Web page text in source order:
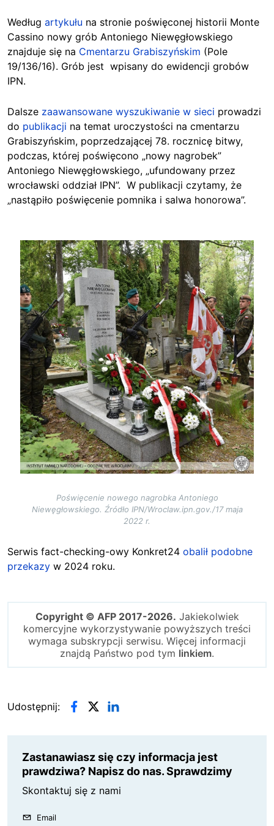
Według artykułu na stronie poświęconej historii Monte
Cassino nowy grób Antoniego Niewęgłowskiego
znajduje się na Cmentarzu Grabiszyńskim (Pole
19/136/16). Grób jest wpisany do ewidencji grobów
IPN.
Dalsze zaawansowane wyszukiwanie w sieci prowadzi
do publikacji na temat uroczystości na cmentarzu
Grabiszyńskim, poprzedzającej 78. rocznicę bitwy,
podczas, której poświęcono „nowy nagrobek”
Antoniego Niewęgłowskiego, „ufundowany przez
wrocławski oddział IPN”. W publikacji czytamy, że
„nastąpiło poświęcenie pomnika i salwa honorowa”.
Image
Poświęcenie nowego nagrobka Antoniego
Niewęgłowskiego. Źródło IPN/Wroclaw.ipn.gov./17 maja
2022 r.
Serwis fact-checking-owy Konkret24 obalił podobne
przekazy w 2024 roku.
Copyright © AFP 2017-2026. Jakiekolwiek
komercyjne wykorzystywanie powyższych treści
wymaga subskrypcji serwisu. Więcej informacji
znajdą Państwo pod tym linkiem.
Udostępnij:
Zastanawiasz się czy informacja jest
prawdziwa? Napisz do nas. Sprawdzimy
Skontaktuj się z nami
Email